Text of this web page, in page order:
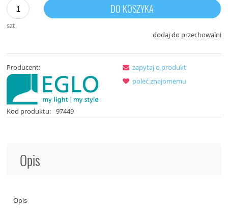
30 dni,
momentu,
szt.
DO KOSZYKA
dodaj do przechowalni
Producent:
Kod produktu: 97449
zapytaj o produkt
poleć znajomemu
Opis
Opis